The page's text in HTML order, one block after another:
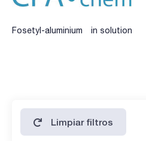
Fosetyl-aluminium in solution
Limpiar filtros